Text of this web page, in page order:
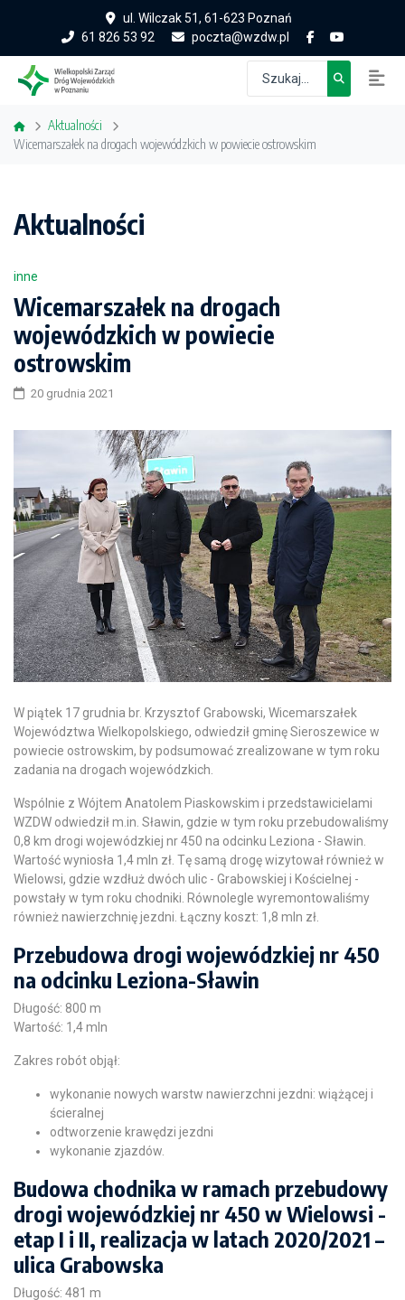
ul. Wilczak 51, 61-623 Poznań
61 826 53 92
poczta@wzdw.pl
Aktualności
Wicemarszałek na drogach wojewódzkich w powiecie ostrowskim
Aktualności
inne
Wicemarszałek na drogach
wojewódzkich w powiecie
ostrowskim
20 grudnia 2021
W piątek 17 grudnia br. Krzysztof Grabowski, Wicemarszałek
Województwa Wielkopolskiego, odwiedził gminę Sieroszewice w
powiecie ostrowskim, by podsumować zrealizowane w tym roku
zadania na drogach wojewódzkich.
Wspólnie z Wójtem Anatolem Piaskowskim i przedstawicielami
WZDW odwiedził m.in. Sławin, gdzie w tym roku przebudowaliśmy
0,8 km drogi wojewódzkiej nr 450 na odcinku Leziona - Sławin.
Wartość wyniosła 1,4 mln zł. Tę samą drogę wizytował również w
Wielowsi, gdzie wzdłuż dwóch ulic - Grabowskiej i Kościelnej -
powstały w tym roku chodniki. Równolegle wyremontowaliśmy
również nawierzchnię jezdni. Łączny koszt: 1,8 mln zł.
Przebudowa drogi wojewódzkiej nr 450
na odcinku Leziona-Sławin
Długość: 800 m
Wartość: 1,4 mln
Zakres robót objął:
wykonanie nowych warstw nawierzchni jezdni: wiążącej i
ścieralnej
odtworzenie krawędzi jezdni
wykonanie zjazdów.
Budowa chodnika w ramach przebudowy
drogi wojewódzkiej nr 450 w Wielowsi -
etap I i II, realizacja w latach 2020/2021 –
ulica Grabowska
Długość: 481 m